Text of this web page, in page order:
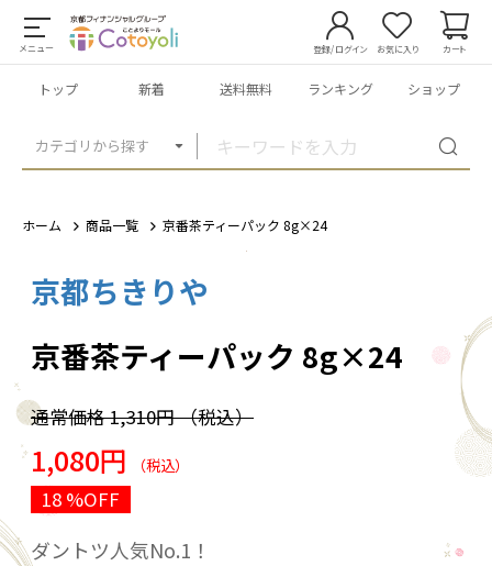
メニュー
カテゴリから探す
登録/ログイン お気に入り カート
トップ 新着 送料無料 ランキング ショップ
ホーム 商品一覧 京番茶ティーパック 8g×24
京都ちきりや
京番茶ティーパック 8g×24
通常価格1,310円（税込）
1,080円 （税込）
18 %OFF
ダントツ人気No.1！